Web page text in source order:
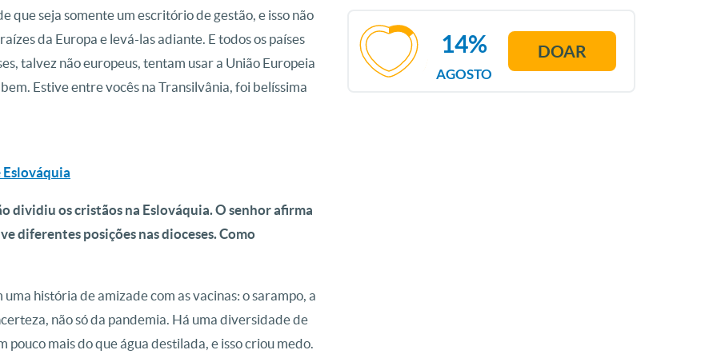
que seja somente um escritório de gestão, e isso não
da Europa e levá-las adiante. E todos os países
talvez não europeus, tentam usar a União Europeia
Estive entre vocês na Transilvânia, foi belíssima
Eslováquia
dividiu os cristãos na Eslováquia. O senhor afirma
diferentes posições nas dioceses. Como
história de amizade com as vacinas: o sarampo, a
não só da pandemia. Há uma diversidade de
pouco mais do que água destilada, e isso criou medo.
AGOSTO
14% DOAR